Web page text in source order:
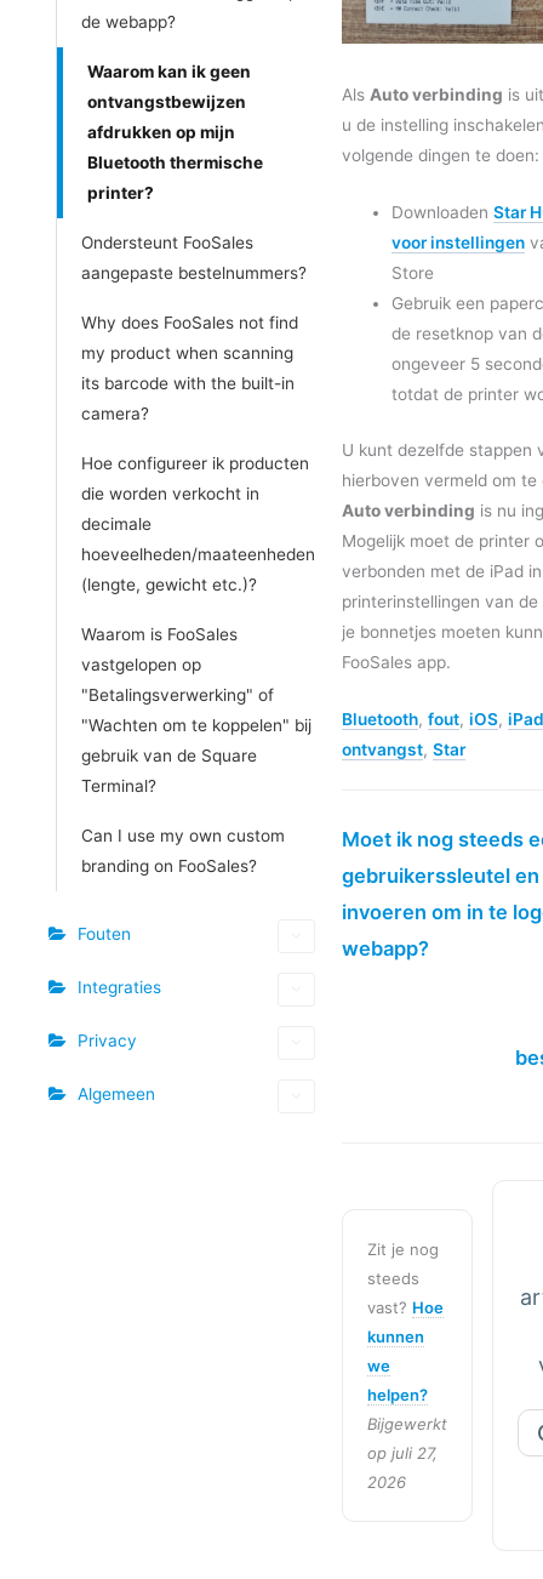
de webapp?
Waarom kan ik geen
ontvangstbewijzen
afdrukken op mijn
Bluetooth thermische
printer?
Ondersteunt FooSales
aangepaste bestelnummers?
Why does FooSales not find
my product when scanning
its barcode with the built-in
camera?
Hoe configureer ik producten
die worden verkocht in
decimale
hoeveelheden/maateenheden
(lengte, gewicht etc.)?
Waarom is FooSales
vastgelopen op
"Betalingsverwerking" of
"Wachten om te koppelen" bij
gebruik van de Square
Terminal?
Can I use my own custom
branding on FooSales?
Fouten
Integraties
Privacy
Algemeen
Als Auto verbinding is
u de instelling
volgende dingen te doen:
DownloadenStar
voor instellingen
Store
Gebruik een
de resetknop van
ongeveer 5
totdat de printer
U kunt dezelfde stappen
hierboven vermeld om
Auto verbinding is nu
Mogelijk moet de printer
verbonden met de iPad
printerinstellingen van de
je bonnetjes moeten
FooSales app.
Bluetooth, fout, iOS, iPad
ontvangst, Star
Moet ik nog steeds
gebruikerssleutel
invoeren om in te
webapp?
Zit je nog
steeds
vast? Hoe
kunnen
we
helpen?
Bijgewerkt
op juli 27,
2026